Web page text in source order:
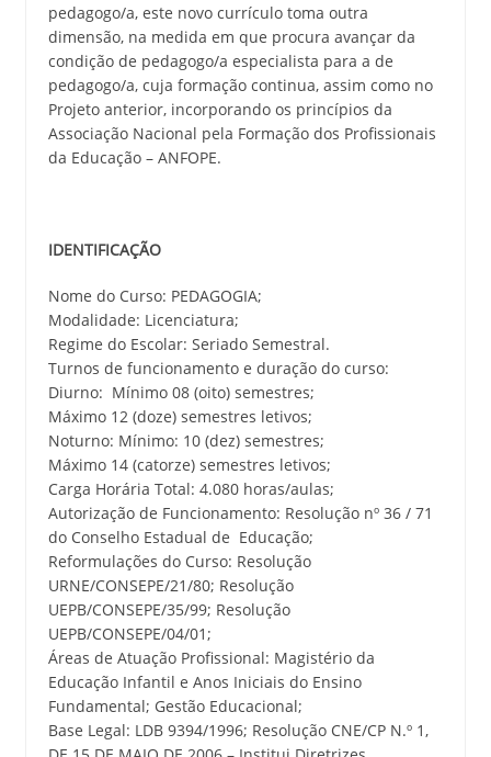
pedagogo/a, este novo currículo toma outra
dimensão, na medida em que procura avançar da
condição de pedagogo/a especialista para a de
pedagogo/a, cuja formação continua, assim como no
Projeto anterior, incorporando os princípios da
Associação Nacional pela Formação dos Profissionais
da Educação – ANFOPE.
IDENTIFICAÇÃO
Nome do Curso: PEDAGOGIA;
Modalidade: Licenciatura;
Regime do Escolar: Seriado Semestral.
Turnos de funcionamento e duração do curso:
Diurno: Mínimo 08 (oito) semestres;
Máximo 12 (doze) semestres letivos;
Noturno: Mínimo: 10 (dez) semestres;
Máximo 14 (catorze) semestres letivos;
Carga Horária Total: 4.080 horas/aulas;
Autorização de Funcionamento: Resolução nº 36 / 71
do Conselho Estadual de Educação;
Reformulações do Curso: Resolução
URNE/CONSEPE/21/80; Resolução
UEPB/CONSEPE/35/99; Resolução
UEPB/CONSEPE/04/01;
Áreas de Atuação Profissional: Magistério da
Educação Infantil e Anos Iniciais do Ensino
Fundamental; Gestão Educacional;
Base Legal: LDB 9394/1996; Resolução CNE/CP N.º 1,